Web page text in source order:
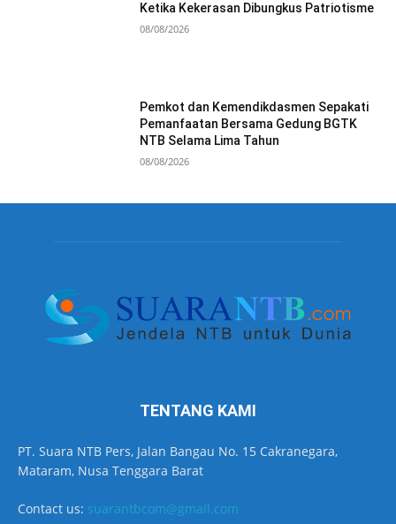
Ketika Kekerasan Dibungkus Patriotisme
08/08/2026
Pemkot dan Kemendikdasmen Sepakati
Pemanfaatan Bersama Gedung BGTK
NTB Selama Lima Tahun
08/08/2026
TENTANG KAMI
PT. Suara NTB Pers, Jalan Bangau No. 15 Cakranegara,
Mataram, Nusa Tenggara Barat
Contact us: suarantbcom@gmail.com